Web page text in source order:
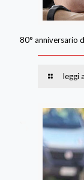
80° anniversario
leggi